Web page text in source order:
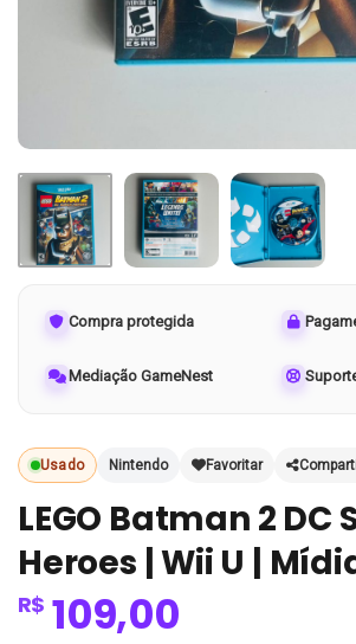
Compra protegida
Mediação GameNest
Usado Nintendo Favoritar
LEGO Batman 2 DC
Heroes | Wii U |
R$ 109,00